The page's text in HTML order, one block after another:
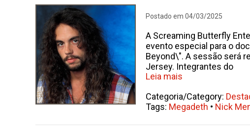
Postado em 04/03/2025
A Screaming Butterfly
evento especial para o
Beyond\". A sessão será
Jersey. Integrantes do
Leia mais
Categoria/Category:
Tags: Megadeth • Nick